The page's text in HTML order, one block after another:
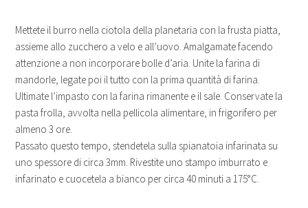
Mettete il burro nella ciotola della planetaria con la frusta piatta,
assieme allo zucchero a velo e all’uovo. Amalgamate facendo
attenzione a non incorporare bolle d’aria. Unite la farina di
mandorle, legate poi il tutto con la prima quantità di farina.
Ultimate l’impasto con la farina rimanente e il sale. Conservate la
pasta frolla, avvolta nella pellicola alimentare, in frigorifero per
almeno 3 ore.
Passato questo tempo, stendetela sulla spianatoia infarinata su
uno spessore di circa 3mm. Rivestite uno stampo imburrato e
infarinato e cuocetela a bianco per circa 40 minuti a 175°C.